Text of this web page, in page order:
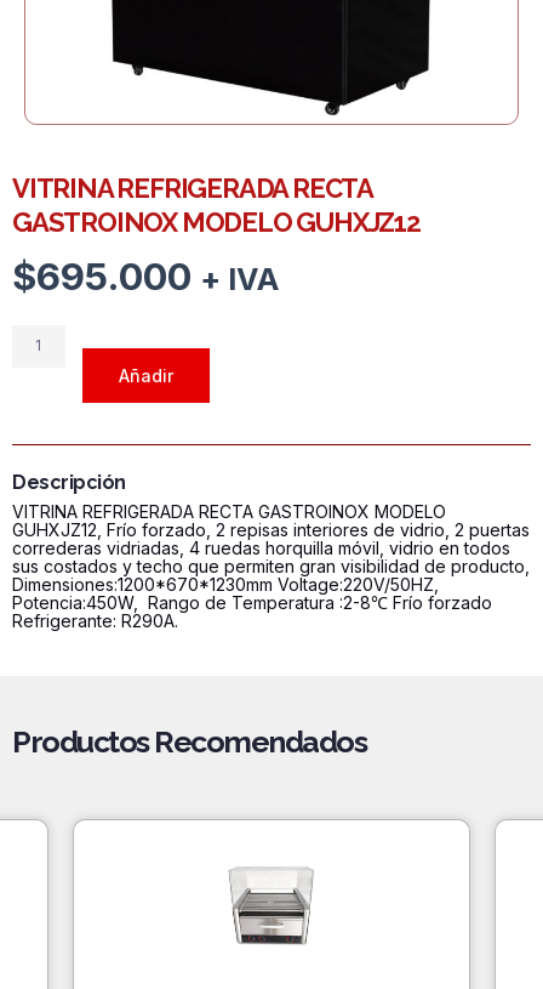
VITRINA REFRIGERADA RECTA
GASTROINOX MODELO GUHXJZ12
$695.000 + IVA
VITRINA
cantidad
Añadir
Descripción
VITRINA REFRIGERADA RECTA GASTROINOX MODELO
GUHXJZ12, Frío forzado, 2 repisas interiores de vidrio, 2 puertas
correderas vidriadas, 4 ruedas horquilla móvil, vidrio en todos
sus costados y techo que permiten gran visibilidad de producto,
Dimensiones:1200*670*1230mm Voltage:220V/50HZ,
Potencia:450W, Rango de Temperatura :2-8℃ Frío forzado
Refrigerante: R290A.
Productos Recomendados